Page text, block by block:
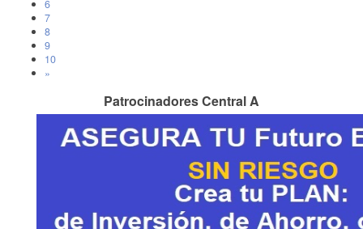
6
7
8
9
10
»
Patrocinadores Central A